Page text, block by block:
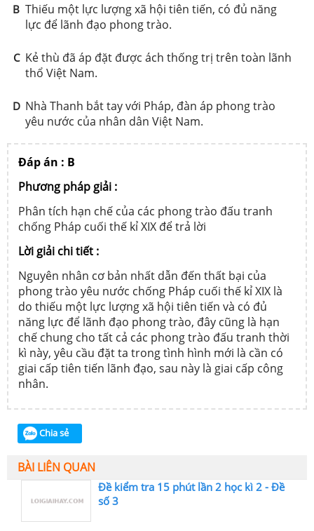
B Thiếu một lực lượng xã hội tiên tiến, có đủ năng
lực để lãnh đạo phong trào.
C Kẻ thù đã áp đặt được ách thống trị trên toàn lãnh
thổ Việt Nam.
D Nhà Thanh bắt tay với Pháp, đàn áp phong trào
yêu nước của nhân dân Việt Nam.
Đáp án : B
Phương pháp giải :
Phân tích hạn chế của các phong trào đấu tranh
chống Pháp cuối thế kỉ XIX để trả lời
Lời giải chi tiết :
Nguyên nhân cơ bản nhất dẫn đến thất bại của
phong trào yêu nước chống Pháp cuối thế kỉ XIX là
do thiếu một lực lượng xã hội tiên tiến và có đủ
năng lực để lãnh đạo phong trào, đây cũng là hạn
chế chung cho tất cả các phong trào đấu tranh thời
kì này, yêu cầu đặt ta trong tình hình mới là cần có
giai cấp tiên tiến lãnh đạo, sau này là giai cấp công
nhân.
Chia sẻ
BÀI LIÊN QUAN
Đề kiểm tra 15 phút lần 2 học kì 2 - Đề
số 3